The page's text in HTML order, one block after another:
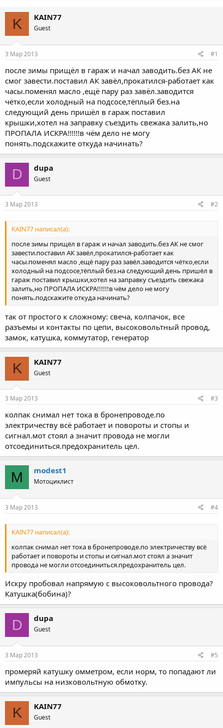
K KAIN77
Guest
3 Мар 2013 #1
после зимы прищёл в гараж и начал заводить.без АК не
смог завести.поставил АК завёл,прокатился-работает как
часы.поменял масло ,ещё пару раз завёл.заводится
чётко,если холодный на подсосе,тёплый без.на
следующий день пришёл в гараж поставил
крышки,хотел на заправку съездить свежака залить,но
ПРОПАЛА ИСКРА!!!!!!в чём дело не могу
понять.подскажите откуда начинать?
D dupa
Guest
3 Мар 2013 #2
KAIN77 написал(а):
после зимы прищёл в гараж и начал заводить.без АК не смог
завести.поставил АК завёл,прокатился-работает как
часы.поменял масло ,ещё пару раз завёл.заводится чётко,если
холодный на подсосе,тёплый без.на следующий день пришёл в
гараж поставил крышки,хотел на заправку съездить свежака
залить,но ПРОПАЛА ИСКРА!!!!!!в чём дело не могу
понять.подскажите откуда начинать?
так от простого к сложному: свеча, колпачок, все
разъемы и контакты по цепи, высоковольтный провод,
замок, катушка, коммутатор, генератор
K KAIN77
Guest
3 Мар 2013 #3
колпак снимал нет тока в бронепроводе.по
электричеству всё работает и повороты и стопы и
сигнал.мот стоял а значит провода не могли
отсоединиться.предохранитель цел.
M modest1
Мотоциклист
3 Мар 2013 #4
KAIN77 написал(а):
колпак снимал нет тока в бронепроводе.по электричеству всё
работает и повороты и стопы и сигнал.мот стоял а значит
провода не могли отсоединиться.предохранитель цел.
Искру пробовал напрямую с высоковольтного провода?
Катушка(бобина)?
D dupa
Guest
3 Мар 2013 #5
промеряй катушку омметром, если норм, то попадают ли
импульсы на низковольтную обмотку.
K KAIN77
Guest